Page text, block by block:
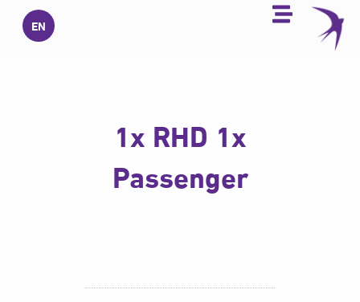
تخطي
المحتوى
EN
1x RHD 1x
Passenger